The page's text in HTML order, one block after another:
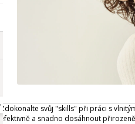
Zdokonalte svůj "skills" při práci s
efektivně a snadno dosáhnout